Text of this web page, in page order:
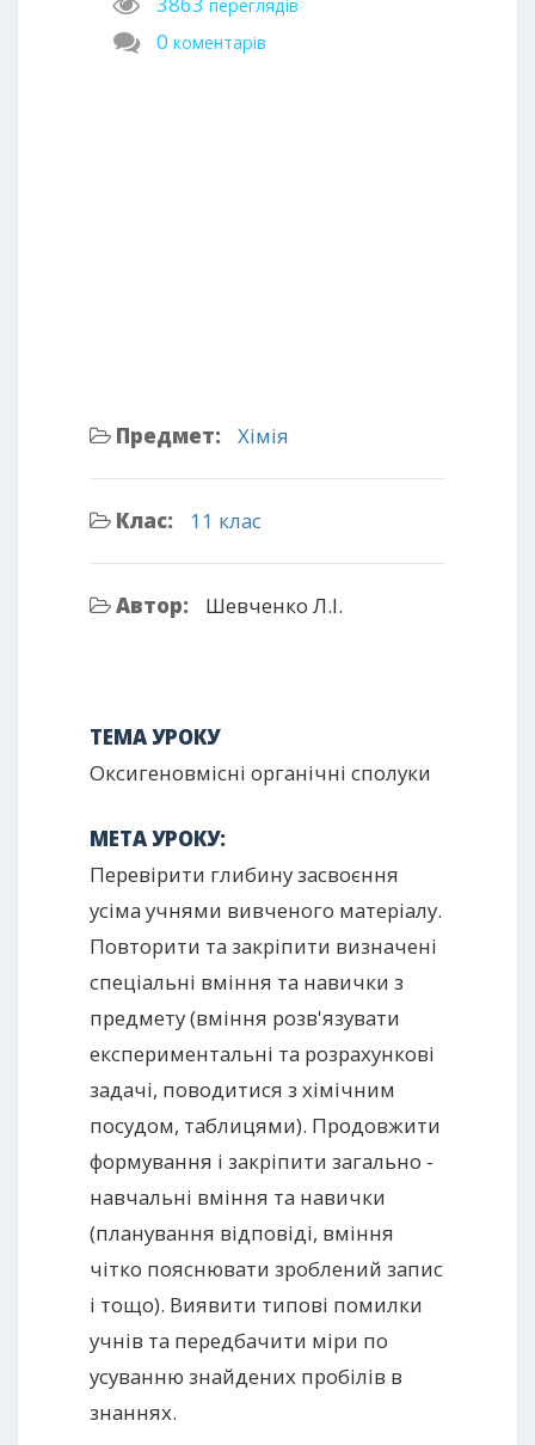
переглядів
0 коментарів
Предмет: Хімія
Клас: 11 клас
Автор: Шевченко Л.І.
ТЕМА УРОКУ
Оксигеновмісні органічні сполуки
МЕТА УРОКУ:
Перевірити глибину засвоєння
усіма учнями вивченого матеріалу.
Повторити та закріпити визначені
спеціальні вміння та навички з
предмету (вміння розв'язувати
експериментальні та розрахункові
задачі, поводитися з хімічним
посудом, таблицями). Продовжити
формування і закріпити загально -
навчальні вміння та навички
(планування відповіді, вміння
чітко пояснювати зроблений запис
і тощо). Виявити типові помилки
учнів та передбачити міри по
усуванню знайдених пробілів в
знаннях.